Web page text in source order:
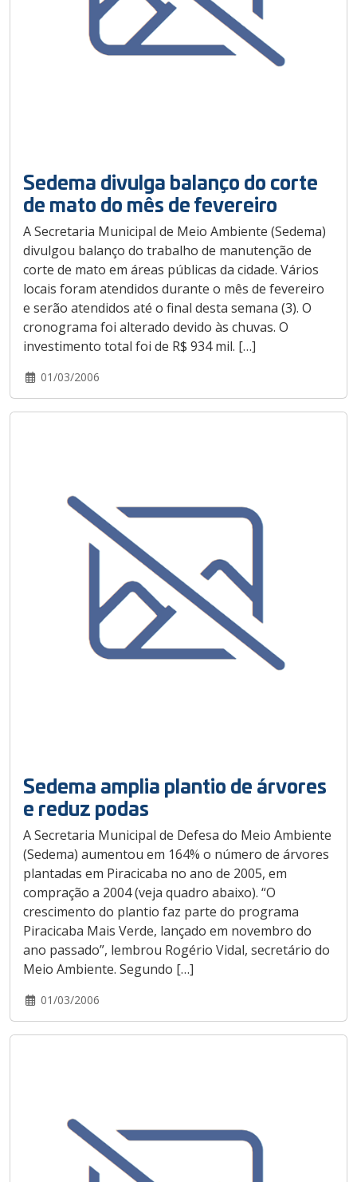
Sedema divulga balanço do corte
de mato do mês de fevereiro
A Secretaria Municipal de Meio Ambiente (Sedema)
divulgou balanço do trabalho de manutenção de
corte de mato em áreas públicas da cidade. Vários
locais foram atendidos durante o mês de fevereiro
e serão atendidos até o final desta semana (3). O
cronograma foi alterado devido às chuvas. O
investimento total foi de R$ 934 mil. […]
01/03/2006
Sedema amplia plantio de árvores
e reduz podas
A Secretaria Municipal de Defesa do Meio Ambiente
(Sedema) aumentou em 164% o número de árvores
plantadas em Piracicaba no ano de 2005, em
compração a 2004 (veja quadro abaixo). “O
crescimento do plantio faz parte do programa
Piracicaba Mais Verde, lançado em novembro do
ano passado”, lembrou Rogério Vidal, secretário do
Meio Ambiente. Segundo […]
01/03/2006